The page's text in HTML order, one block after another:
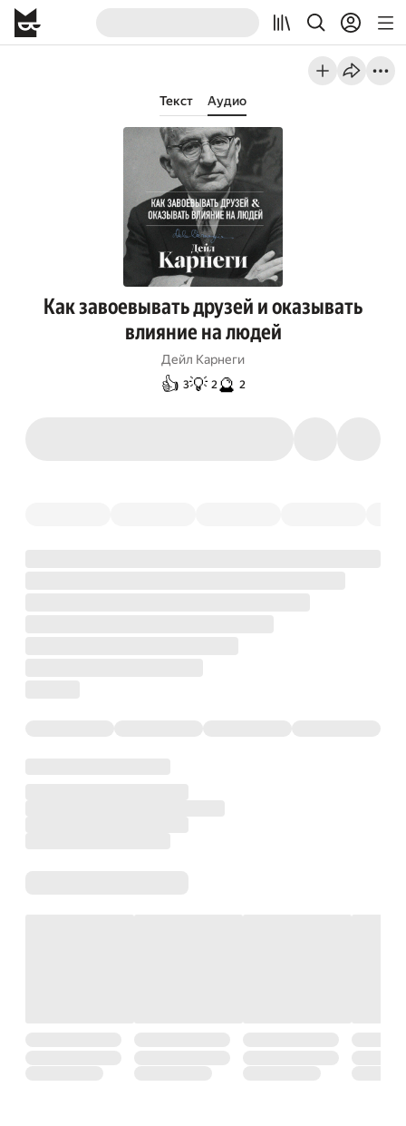
Текст Аудио
Как завоевывать друзей и оказывать
влияние на людей
Дейл Карнеги
👍 3💡 2🔮 2